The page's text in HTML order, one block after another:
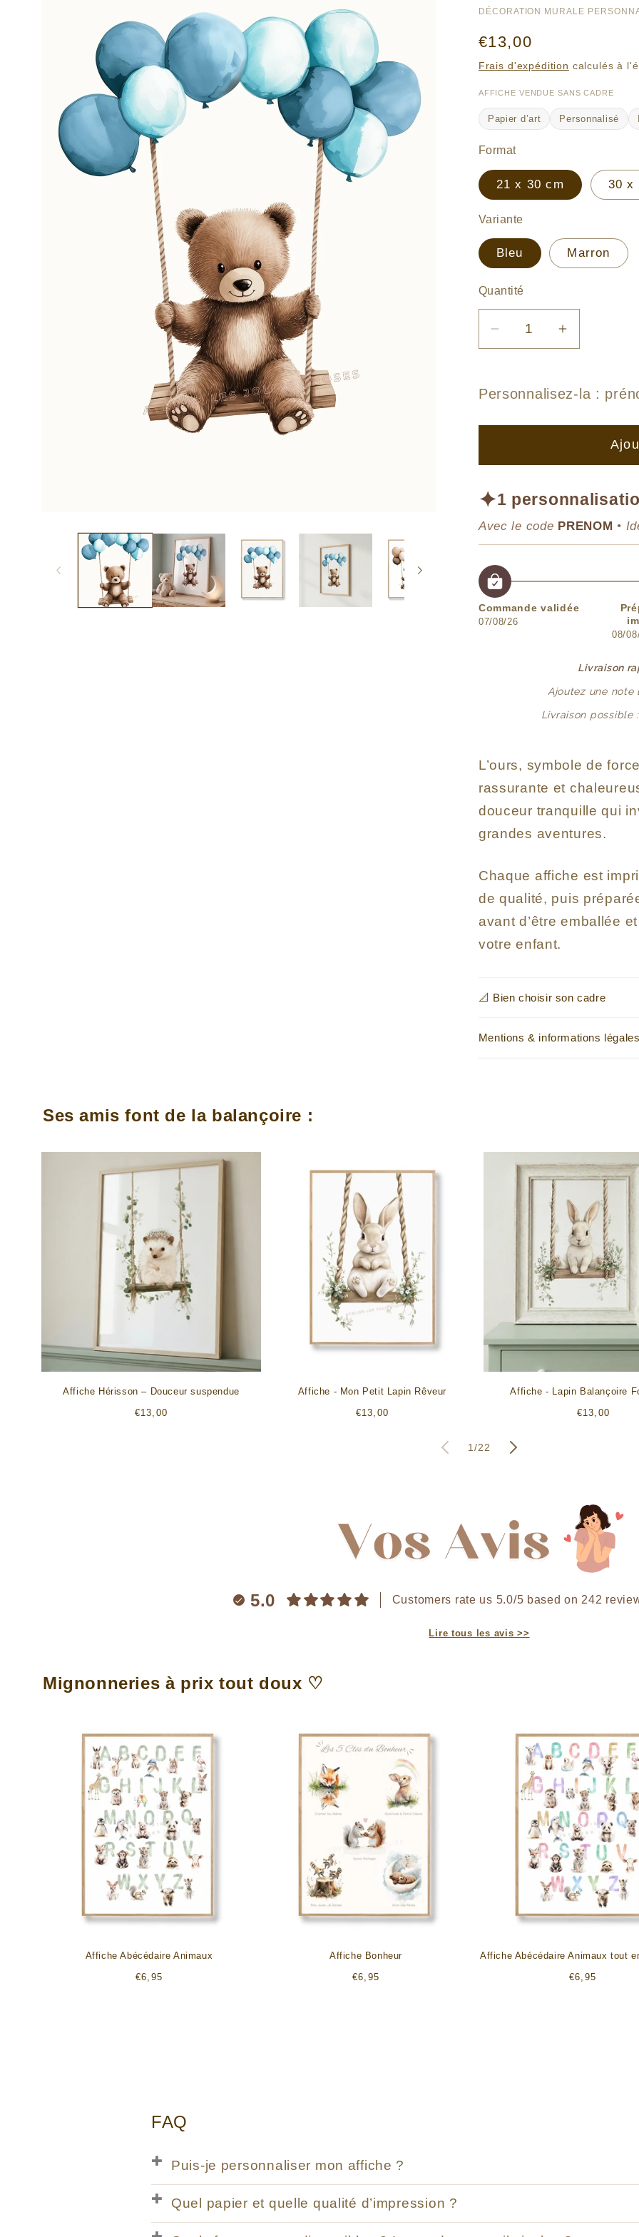
DÉCORATION MURALE
Prix
habituel
€13,00
Frais d'expédition calculés à
AFFICHE VENDUE SANS CADRE
Papier d’art Personnalisé
Format
21 x 30 cm 30 x
Variante
Bleu Marron
Quantité
Réduire
de
Ourson
Balançoire
Augmenter
de
Ourson
Balançoire
Personnalisez-la :
✦1
Avec le code PRENOM •
Commande validée
07/08/26
08/
Livraison
Ajoutez une note
Livraison possible
L’ours, symbole de
rassurante et
douceur tranquille qui
grandes aventures.
Chaque affiche est
de qualité, puis
avant d’être emballée
votre enfant.
📐 Bien choisir son cadre
Mentions & informations
Ses amis font de la balançoire :
Affiche Hérisson – Douceur suspendue
Prix
€13,00
Affiche - Mon Petit Lapin Rêveur
Prix
€13,00
Affiche - Lapin Balançoire
Prix
€13,00
1/de
22
5.0 Customers rate us 5.0/5 based on 242
Lire tous les avis >>
Mignonneries à prix tout doux ♡
Affiche Abécédaire Animaux
Prix
€6,95
Affiche Bonheur
Prix
€6,95
Affiche Abécédaire Animaux tout
Prix
€6,95
FAQ
Puis-je personnaliser mon affiche ?
Quel papier et quelle qualité d’impression ?